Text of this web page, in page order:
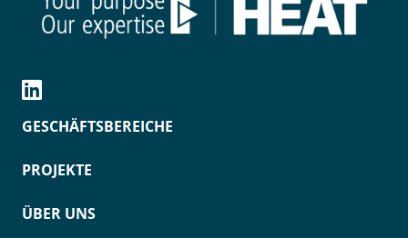
GESCHÄFTSBEREICHE
PROJEKTE
ÜBER UNS